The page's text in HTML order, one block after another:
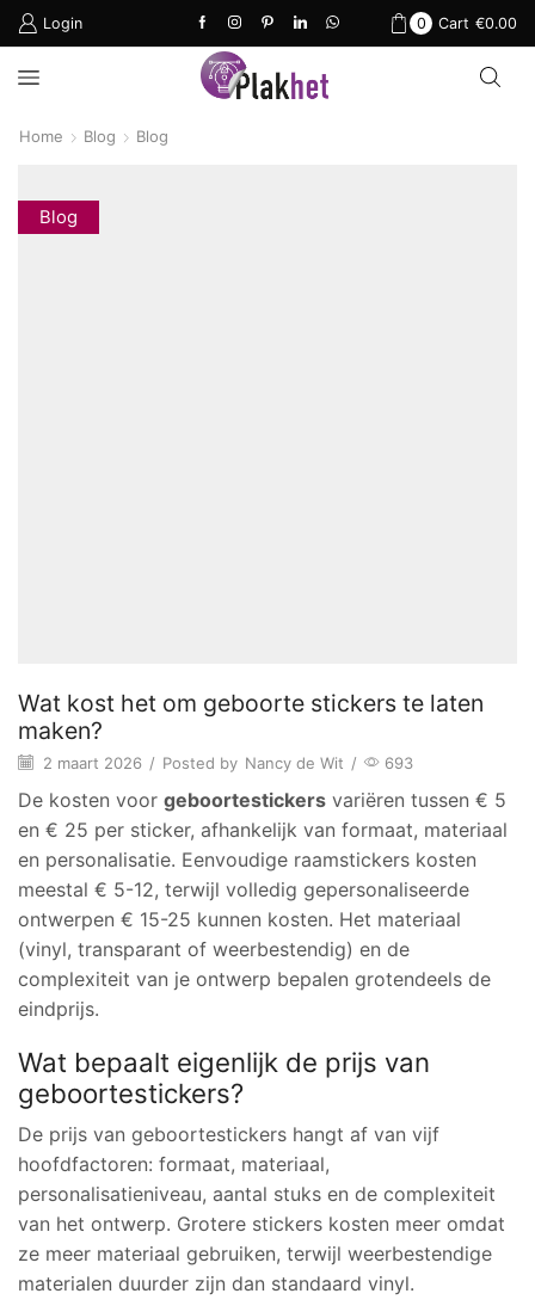
Login 0 Cart €0.00
Home Blog Blog
Blog
Wat kost het om geboorte stickers te laten
maken?
2 maart 2026 / Posted by Nancy de Wit / 693
De kosten voor geboortestickers variëren tussen € 5
en € 25 per sticker, afhankelijk van formaat, materiaal
en personalisatie. Eenvoudige raamstickers kosten
meestal € 5-12, terwijl volledig gepersonaliseerde
ontwerpen € 15-25 kunnen kosten. Het materiaal
(vinyl, transparant of weerbestendig) en de
complexiteit van je ontwerp bepalen grotendeels de
eindprijs.
Wat bepaalt eigenlijk de prijs van
geboortestickers?
De prijs van geboortestickers hangt af van vijf
hoofdfactoren: formaat, materiaal,
personalisatieniveau, aantal stuks en de complexiteit
van het ontwerp. Grotere stickers kosten meer omdat
ze meer materiaal gebruiken, terwijl weerbestendige
materialen duurder zijn dan standaard vinyl.